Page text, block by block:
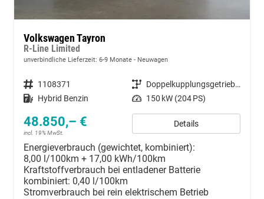
Volkswagen Tayron
R-Line Limited
unverbindliche Lieferzeit: 6-9 Monate Neuwagen
Fahrzeugnummer 1108371 Getriebe
Doppelkupplungsgetriebe (DSG)
Kraftstoff Hybrid Benzin Leistung 150 kW (204 PS)
48.850,– €
incl. 19% MwSt.
Details
Energieverbrauch (gewichtet, kombiniert):
8,00 l/100km + 17,00 kWh/100km
Kraftstoffverbrauch bei entladener Batterie
kombiniert: 0,40 l/100km
Stromverbrauch bei rein elektrischem Betrieb